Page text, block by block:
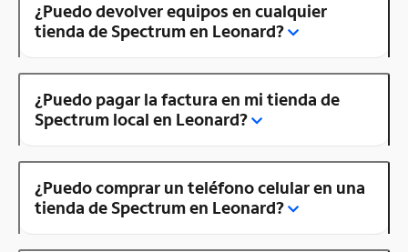
¿Puedo devolver equipos en cualquier
tienda de Spectrum en Leonard?
¿Puedo pagar la factura en mi tienda de
Spectrum local en Leonard?
¿Puedo comprar un teléfono celular en una
tienda de Spectrum en Leonard?